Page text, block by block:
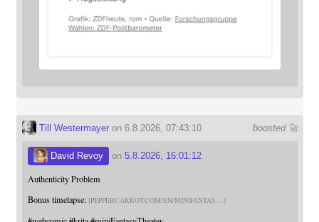
boosted 🚀
Till Westermayeron 6.8.2026, 07:43:10
David Revoy on 5.8.2026, 16:01:12
Authenticity Problem
Bonus timelapse: PEPPERCARROT.COM/EN/MINIFANTAS